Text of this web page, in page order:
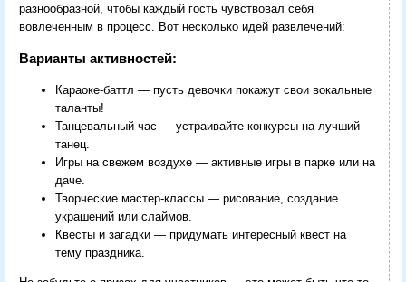
разнообразной, чтобы каждый гость чувствовал себя
вовлеченным в процесс. Вот несколько идей развлечений:
Варианты активностей:
Караоке-баттл — пусть девочки покажут свои вокальные
таланты!
Танцевальный час — устраивайте конкурсы на лучший
танец.
Игры на свежем воздухе — активные игры в парке или на
даче.
Творческие мастер-классы — рисование, создание
украшений или слаймов.
Квесты и загадки — придумать интересный квест на
тему праздника.